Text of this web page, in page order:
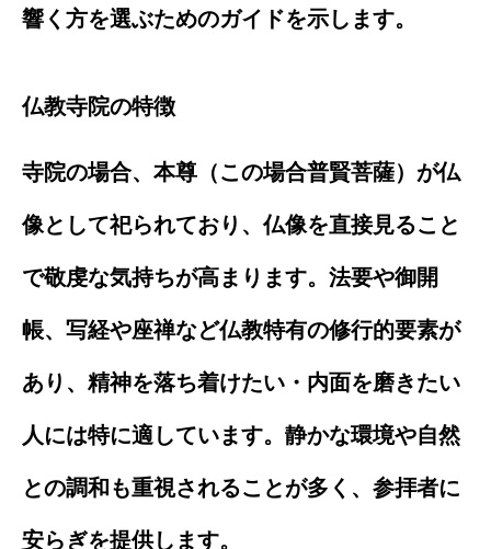
響く方を選ぶためのガイドを示します。
仏教寺院の特徴
寺院の場合、本尊（この場合普賢菩薩）が仏
像として祀られており、仏像を直接見ること
で敬虔な気持ちが高まります。法要や御開
帳、写経や座禅など仏教特有の修行的要素が
あり、精神を落ち着けたい・内面を磨きたい
人には特に適しています。静かな環境や自然
との調和も重視されることが多く、参拝者に
安らぎを提供します。